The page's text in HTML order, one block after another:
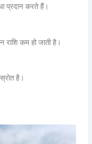
प्रदान करते हैं।
राशि कम हो जाती है।
है।